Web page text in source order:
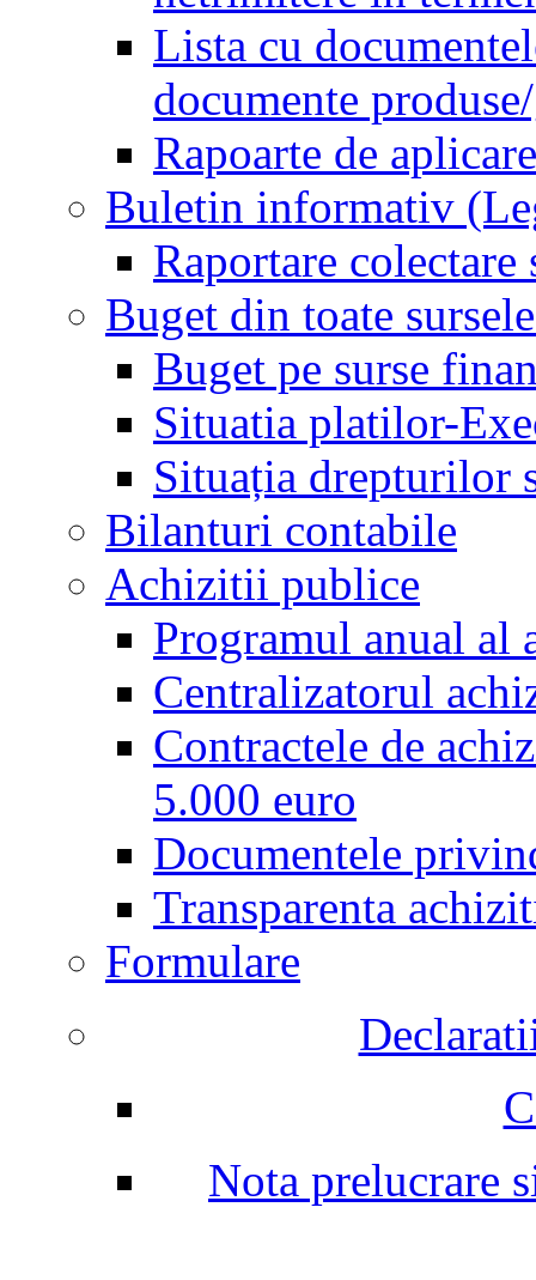
Lista cu
documente
Rapoarte de
Buletin informativ
Raportare colectare
Buget din toate
Buget pe surse
Situatia platilor-
Situația drepturilor
Bilanturi contabile
Achizitii publice
Programul anual
Centralizatorul
Contractele de
5.000 euro
Documentele
Transparenta
Formulare
Nota prelucrare